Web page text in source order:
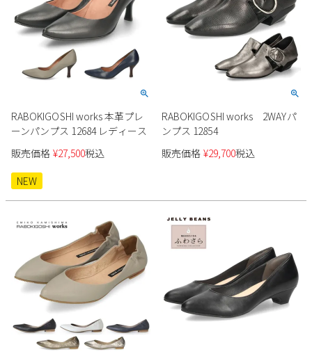
RABOKIGOSHI works 本革プレ
ーンパンプス 12684 レディース
販売価格 ¥27,500税込
NEW
RABOKIGOSHI works 2WAYパ
ンプス 12854
販売価格 ¥29,700税込